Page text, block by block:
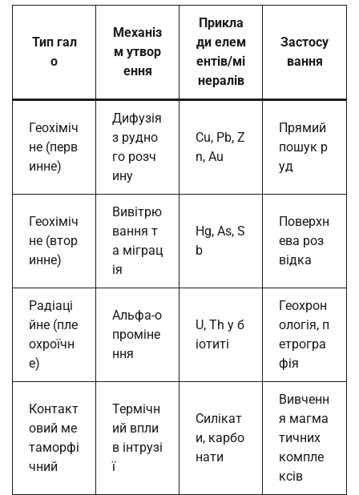
Тип гал
о
Механіз
м утвор
ення
Прикла
ди елем
ентів/мі
нералів
Застосу
вання
Геохіміч
не (перв
инне)
Дифузія
з рудно
го розч
ину
Cu, Pb, Z
n, Au
Прямий
пошук р
уд
Геохіміч
не (втор
инне)
Вивітрю
вання т
а міграц
ія
Hg, As, S
b
Поверхн
ева роз
відка
Радіаці
йне (пле
охроїчн
е)
Альфа-о
проміне
ння
U, Th у б
іотиті
Геохрон
ологія, п
етрогра
фія
Контакт
овий ме
таморфі
чний
Термічн
ий впли
в інтрузі
ї
Силікат
и, карбо
нати
Вивченн
я магма
тичних
компле
ксів